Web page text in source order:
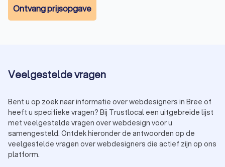
Ontvang prijsopgave
Veelgestelde vragen
Bent u op zoek naar informatie over webdesigners in Bree of
heeft u specifieke vragen? Bij Trustlocal een uitgebreide lijst
met veelgestelde vragen over webdesign voor u
samengesteld. Ontdek hieronder de antwoorden op de
veelgestelde vragen over webdesigners die actief zijn op ons
platform.